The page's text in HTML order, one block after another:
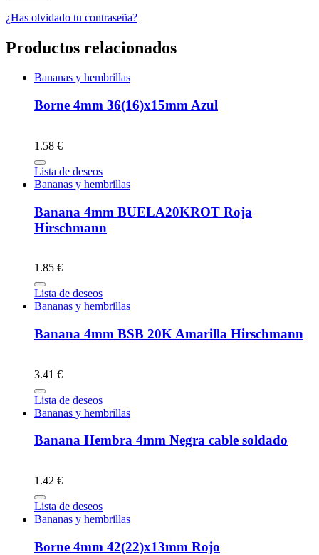
¿Has olvidado tu contraseña?
Productos relacionados
Bananas y hembrillas
Borne 4mm 36(16)x15mm Azul
1.58 €
Lista de deseos
Bananas y hembrillas
Banana 4mm BUELA20KROT Roja
Hirschmann
1.85 €
Lista de deseos
Bananas y hembrillas
Banana 4mm BSB 20K Amarilla Hirschmann
3.41 €
Lista de deseos
Bananas y hembrillas
Banana Hembra 4mm Negra cable soldado
1.42 €
Lista de deseos
Bananas y hembrillas
Borne 4mm 42(22)x13mm Rojo